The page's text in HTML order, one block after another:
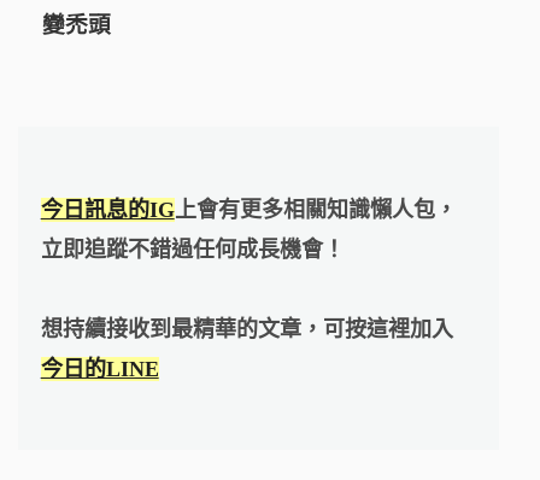
變禿頭
今日訊息的IG上會有更多相關知識懶人包，
立即追蹤不錯過任何成長機會！
想持續接收到最精華的文章，可按這裡加入
今日的LINE